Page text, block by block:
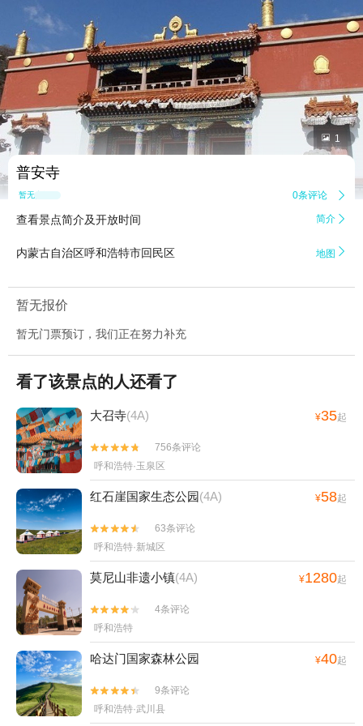
 1
普安寺
暂无点评 0条评论 
查看景点简介及开放时间 简介 
内蒙古自治区呼和浩特市回民区 地图 
暂无报价
暂无门票预订，我们正在努力补充
看了该景点的人还看了
大召寺(4A) ¥35起


756条评论
呼和浩特·玉泉区
红石崖国家生态公园(4A) ¥58起


63条评论
呼和浩特·新城区
莫尼山非遗小镇(4A) ¥1280起


4条评论
呼和浩特
哈达门国家森林公园 ¥40起


9条评论
呼和浩特·武川县